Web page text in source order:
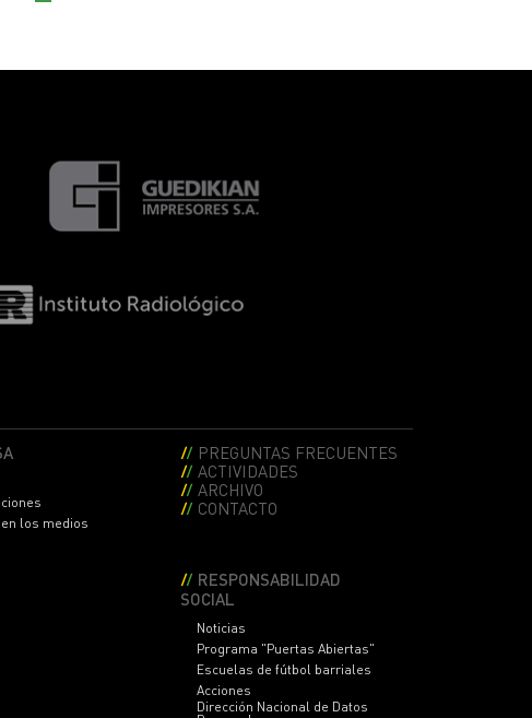
los medios
PREGUNTAS FRECUENTES
ACTIVIDADES
ARCHIVO
CONTACTO
RESPONSABILIDAD
SOCIAL
Noticias
Programa "Puertas Abiertas"
Escuelas de fútbol barriales
Acciones
Dirección Nacional de Datos